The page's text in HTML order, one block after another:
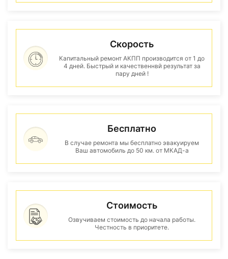
Скорость
Капитальный ремонт АКПП производится от 1 до
4 дней. Быстрый и качественнвй результат за
пару дней !
Бесплатно
В случае ремонта мы бесплатно эвакуируем
Ваш автомобиль до 50 км. от МКАД-а
Стоимость
Озвучиваем стоимость до начала работы.
Честность в приоритете.